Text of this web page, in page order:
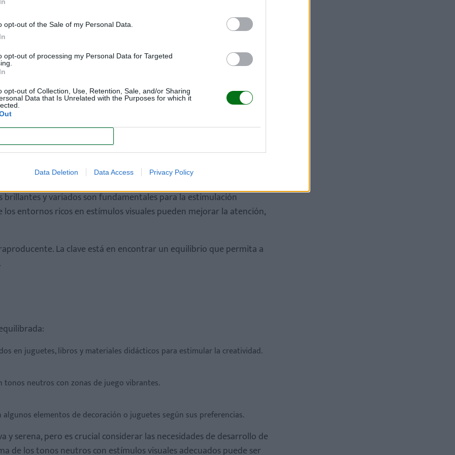
opt-out of the Sale of my Personal Data.
opt-out of processing my Personal Data for Targeted
opt-out of Collection, Use, Retention, Sale, and/or Sharing
Data that Is Unrelated with the Purposes for which it
Data Deletion Data Access Privacy Policy
serenos que reducen la sobreestimulación.
agradable y reflejar un estilo de vida ordenado.
neutros puede estar asociado con prácticas ecológicas.
favorecen el desarrollo integral de los niños.
y variados son fundamentales para la estimulación
entornos ricos en estímulos visuales pueden mejorar la atención,
La clave está en encontrar un equilibrio que permita a
en juguetes, libros y materiales didácticos para estimular la creatividad.
tonos neutros con zonas de juego vibrantes.
elementos de decoración o juguetes según sus preferencias.
serena, pero es crucial considerar las necesidades de desarrollo de
de los tonos neutros con estímulos visuales adecuados puede ser